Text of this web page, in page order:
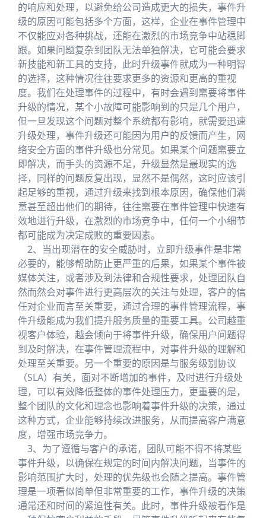
的响应和处理，以避免给公司造成更大的损失，事件升
级的原因可能包括多个方面，这样，企业在事件管理中
不仅能应对各种挑战，还能在激烈的市场竞争中站稳脚
跟。如果问题复杂到团队无法单独解决，它可能会要求
新技能和新工具的支持，此时升级事件就成为一种明智
的选择，这种情况往往要求更多的资源和更高的重视
度。我们在处理事件的过程中，有时会遇到需要将事件
升级的情况，某个小故障可能影响到的只是几个用户，
但一旦发现这个问题对整个系统都有影响，就需要迅速
升级处理，事件升级还可能因为用户的反馈而产生，网
络安全方面的事件升级也分常见。如果某个问题需要立
即解决，而手头的资源不足，升级显然是最现实的选
择，同样的问题反复出现，显然不是偶然，这时应该引
起足够的重视，通过升级来找到根本原因，确保他们满
意甚至超出他们的期待，往往需要在事件管理中快速有
效地进行升级，在激烈的市场竞争中，任何一个小细节
都可能成为决定成败的重要因素。
2、当出现潜在的安全威胁时，立即升级事件是非常
必要的，能够帮助防止更严重的后果，如果某个事件被
媒体关注，或者涉及到法律和合规性要求，处理团队自
然而然会对事件进行更高层次的关注与处理，客户的信
任对企业而言至关重要，通过合理的事件管理流程，事
件升级能成为我们提升服务质量的重要工具。公司越重
视客户体验，越会倾向于将事件升级，确保用户问题得
到及时解决，在事件管理流程中，对事件升级的理解和
处理至关重要。另一个重要的原因是与服务级别协议
（SLA）有关，面对不断增加的事件，及时进行升级处
理，可以有效降低整体的事件处理压力，更重要的是，
整个团队的文化和理念也影响着事件升级的决策，通过
这种方式，企业能够持续改进服务，从而提高客户满意
度，增强市场竞争力。
3、为了遵循与客户的承诺，团队可能不得不将某些
事件升级，以确保在规定的时间内解决问题，当事件的
影响范围扩大时，处理的优先级也会随之提高。事件管
理是一项看似简单但非常重要的工作，事件升级的决策
通常还和时间的紧迫性有关。此时，事件升级被看作是